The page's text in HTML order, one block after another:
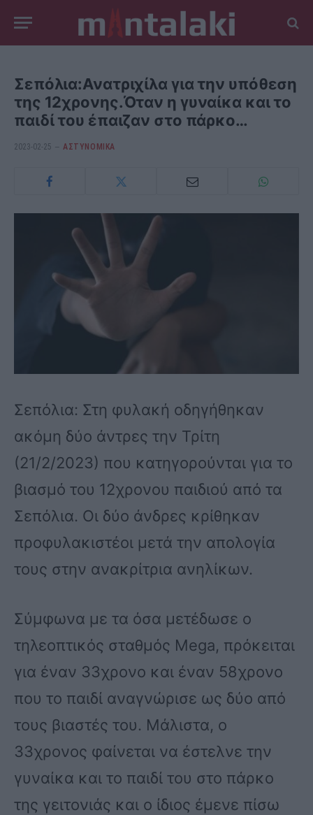
Σεπόλια:Ανατριχίλα για την υπόθεση
της 12χρονης.Όταν η γυναίκα και το
παιδί του έπαιζαν στο πάρκο…
2023-02-25 ΑΣΤΥΝΟΜΙΚΑ
Σεπόλια: Στη φυλακή οδηγήθηκαν
ακόμη δύο άντρες την Τρίτη
(21/2/2023) που κατηγορούνται για το
βιασμό του 12χρονου παιδιού από τα
Σεπόλια. Οι δύο άνδρες κρίθηκαν
προφυλακιστέοι μετά την απολογία
τους στην ανακρίτρια ανηλίκων.
Σύμφωνα με τα όσα μετέδωσε ο
τηλεοπτικός σταθμός Mega, πρόκειται
για έναν 33χρονο και έναν 58χρονο
που το παιδί αναγνώρισε ως δύο από
τους βιαστές του. Μάλιστα, ο
33χρονος φαίνεται να έστελνε την
γυναίκα και το παιδί του στο πάρκο
της γειτονιάς και ο ίδιος έμενε πίσω